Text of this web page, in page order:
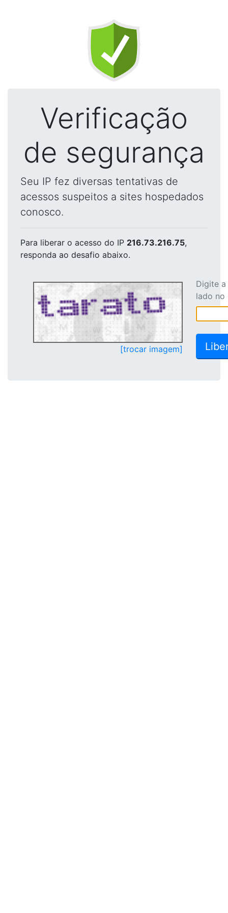
Verificação
de segurança
Seu IP fez diversas tentativas de
acessos suspeitos a sites hospedados
conosco.
Para liberar o acesso do IP 216.73.216.75,
responda ao desafio abaixo.
[trocar imagem]
Digite
lado no